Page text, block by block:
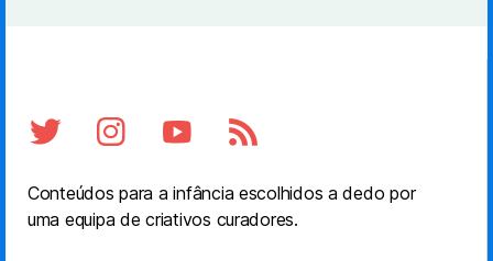
Conteúdos para a infância escolhidos a dedo por
uma equipa de criativos curadores.